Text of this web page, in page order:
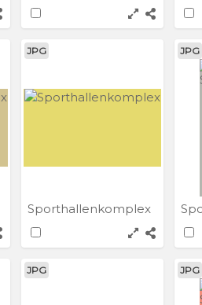
JPG
Sporthallenkomplex
JPG
JPG JPG